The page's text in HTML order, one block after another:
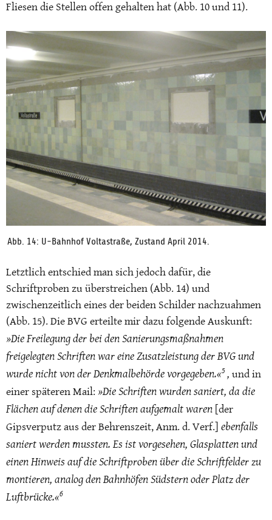
Fliesen die Stellen offen gehalten hat (Abb. 10 und 11).
Abb. 14: U-Bahnhof Voltastraße, Zustand April 2014.
Letztlich entschied man sich jedoch dafür, die
Schriftproben zu überstreichen (Abb. 14) und
zwischenzeitlich eines der beiden Schilder nachzuahmen
(Abb. 15). Die BVG erteilte mir dazu folgende Auskunft:
»Die Freilegung der bei den Sanierungsmaßnahmen
freigelegten Schriften war eine Zusatzleistung der BVG und
wurde nicht von der Denkmalbehörde vorgegeben.«5,und in
einer späteren Mail:»Die Schriften wurden saniert, da die
Flächen auf denen die Schriften aufgemalt waren[der
Gipsverputz aus der Behrenszeit, Anm. d. Verf.]ebenfalls
saniert werden mussten. Es ist vorgesehen, Glasplatten und
einen Hinweis auf die Schriftproben über die Schriftfelder zu
montieren, analog den Bahnhöfen Südstern oder Platz der
Luftbrücke.«6